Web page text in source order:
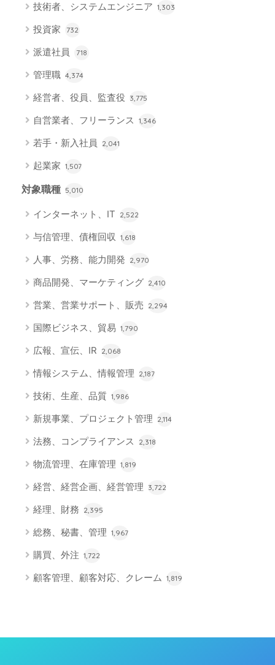
技術者、システムエンジニア 1,303
投資家 732
派遣社員 718
管理職 4,374
経営者、役員、監査役 3,775
自営業者、フリーランス 1,346
若手・新入社員 2,041
起業家 1,507
対象職種 5,010
インターネット、IT 2,522
与信管理、債権回収 1,618
人事、労務、能力開発 2,970
商品開発、マーケティング 2,410
営業、営業サポート、販売 2,294
国際ビジネス、貿易 1,790
広報、宣伝、IR 2,068
情報システム、情報管理 2,187
技術、生産、品質 1,986
新規事業、プロジェクト管理 2,114
法務、コンプライアンス 2,318
物流管理、在庫管理 1,819
経営、経営企画、経営管理 3,722
経理、財務 2,395
総務、秘書、管理 1,967
購買、外注 1,722
顧客管理、顧客対応、クレーム 1,819